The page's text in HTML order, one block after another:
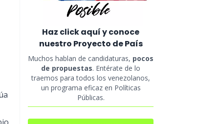
Haz click aquí y conoce
nuestro Proyecto de País
Muchos hablan de candidaturas, pocos
de propuestas. Entérate de lo
traemos para todos los venezolanos,
un programa eficaz en Políticas
Públicas.